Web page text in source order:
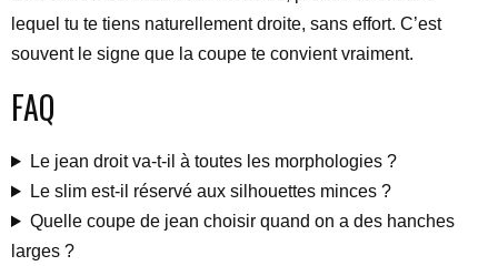
lequel tu te tiens naturellement droite, sans effort. C’est
souvent le signe que la coupe te convient vraiment.
FAQ
Le jean droit va-t-il à toutes les morphologies ?
Le slim est-il réservé aux silhouettes minces ?
Quelle coupe de jean choisir quand on a des hanches
larges ?